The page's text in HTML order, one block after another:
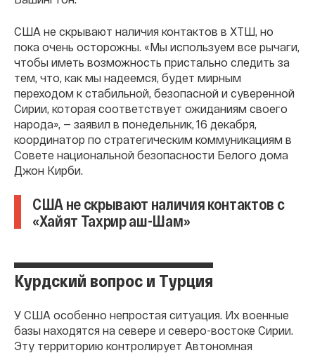
США не скрывают наличия контактов в ХТШ, но
пока очень осторожны. «Мы используем все рычаги,
чтобы иметь возможность пристально следить за
тем, что, как мы надеемся, будет мирным
переходом к стабильной, безопасной и суверенной
Сирии, которая соответствует ожиданиям своего
народа», — заявил в понедельник, 16 декабря,
координатор по стратегическим коммуникациям в
Совете национальной безопасности Белого дома
Джон Кирби.
США не скрывают наличия контактов с
«Хайят Тахрир аш-Шам»
Курдский вопрос и Турция
У США особенно непростая ситуация. Их военные
базы находятся на севере и северо-востоке Сирии.
Эту территорию контролирует Автономная